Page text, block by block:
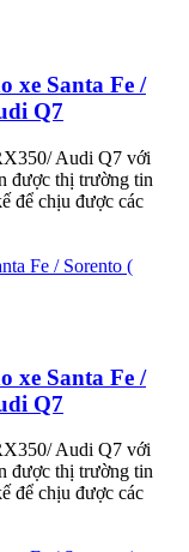
xe Santa Fe /
Q7
Audi Q7 với
được thị trường tin
để chịu được các
xe Santa Fe /
Q7
Audi Q7 với
được thị trường tin
để chịu được các